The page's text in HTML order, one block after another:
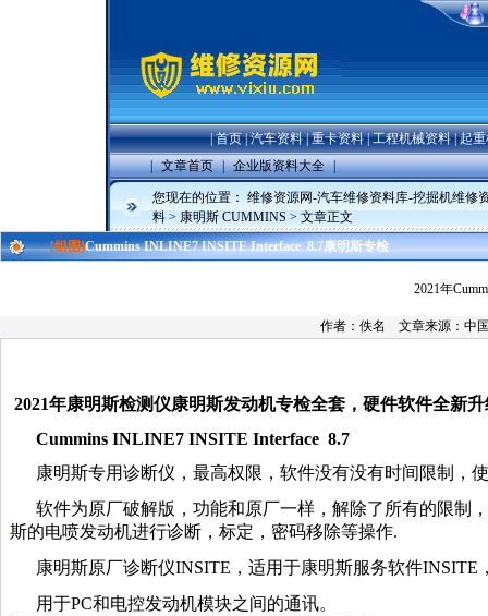
|首页|汽车资料|重卡资料|工程机械资料|起
| 文章首页 | 企业版资料大全 |
您现在的位置： 维修资源网-汽车维修资料库-挖掘机维修
料 > 康明斯 CUMMINS > 文章正文
[组图]Cummins INLINE7 INSITE Interface 8.7康明斯专检
2021年
作者：佚名 文章来源：中
2021年康明斯检测仪康明斯发动机专检全套，硬件软件全新
Cummins INLINE7 INSITE Interface 8.7
康明斯专用诊断仪，最高权限，软件没有没有时间限制，
软件为原厂破解版，功能和原厂一样，解除了所有的限制
斯的电喷发动机进行诊断，标定，密码移除等操作.
康明斯原厂诊断仪INSITE，适用于康明斯服务软件INSITE
用于PC和电控发动机模块之间的通讯。